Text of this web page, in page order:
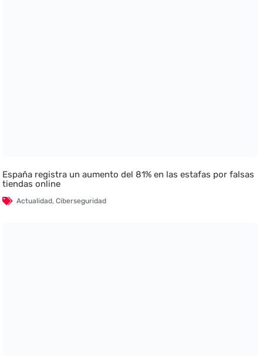
España registra un aumento del 81% en las estafas por falsas
tiendas online
Actualidad,Ciberseguridad